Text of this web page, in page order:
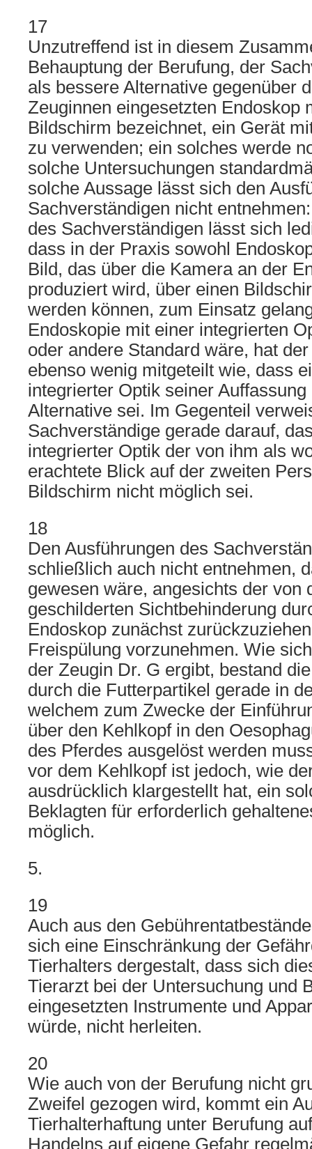
17
Unzutreffend ist in diesem
Behauptung der Berufung, der
als bessere Alternative gegenüber
Zeuginnen eingesetzten Endoskop
Bildschirm bezeichnet, ein Gerät
zu verwenden; ein solches werde
solche Untersuchungen
solche Aussage lässt sich den
Sachverständigen nicht
des Sachverständigen lässt sich
dass in der Praxis sowohl
Bild, das über die Kamera an der
produziert wird, über einen
werden können, zum Einsatz
Endoskopie mit einer integrierten
oder andere Standard wäre, hat
ebenso wenig mitgeteilt wie, dass
integrierter Optik seiner
Alternative sei. Im Gegenteil
Sachverständige gerade darauf,
integrierter Optik der von ihm als
erachtete Blick auf der zweiten
Bildschirm nicht möglich sei.
18
Den Ausführungen des
schließlich auch nicht entnehmen,
gewesen wäre, angesichts der von
geschilderten Sichtbehinderung
Endoskop zunächst
Freispülung vorzunehmen. Wie
der Zeugin Dr. G ergibt, bestand
durch die Futterpartikel gerade in
welchem zum Zwecke der
über den Kehlkopf in den
des Pferdes ausgelöst werden
vor dem Kehlkopf ist jedoch, wie
ausdrücklich klargestellt hat, ein
Beklagten für erforderlich
möglich.
5.
19
Auch aus den
sich eine Einschränkung der
Tierhalters dergestalt, dass sich
Tierarzt bei der Untersuchung und
eingesetzten Instrumente und
würde, nicht herleiten.
20
Wie auch von der Berufung nicht
Zweifel gezogen wird, kommt ein
Tierhalterhaftung unter Berufung
Handelns auf eigene Gefahr